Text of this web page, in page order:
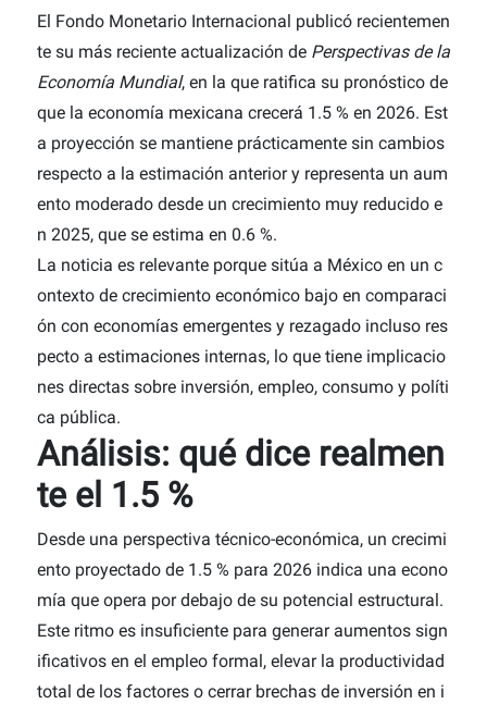
El Fondo Monetario Internacional publicó recientemen
te su más reciente actualización de Perspectivas de la
Economía Mundial, en la que ratifica su pronóstico de
que la economía mexicana crecerá 1.5 % en 2026. Est
a proyección se mantiene prácticamente sin cambios
respecto a la estimación anterior y representa un aum
ento moderado desde un crecimiento muy reducido e
n 2025, que se estima en 0.6 %.
La noticia es relevante porque sitúa a México en un c
ontexto de crecimiento económico bajo en comparaci
ón con economías emergentes y rezagado incluso res
pecto a estimaciones internas, lo que tiene implicacio
nes directas sobre inversión, empleo, consumo y políti
ca pública.
Análisis: qué dice realmen
te el 1.5 %
Desde una perspectiva técnico-económica, un crecimi
ento proyectado de 1.5 % para 2026 indica una econo
mía que opera por debajo de su potencial estructural.
Este ritmo es insuficiente para generar aumentos sign
ificativos en el empleo formal, elevar la productividad
total de los factores o cerrar brechas de inversión en i